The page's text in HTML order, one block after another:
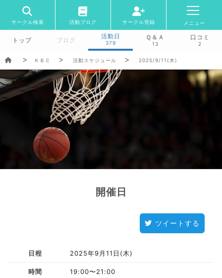
サークル検索 活動ブログ サークル登録 メニュー
トップ ブログ
活動日
379
Ｑ＆Ａ
13
口コミ
2
ＫＢＣ 活動スケジュール 2025/9/11(木)
開催日
ツイートする
日程 2025年9月11日(木)
時間 19:00〜21:00